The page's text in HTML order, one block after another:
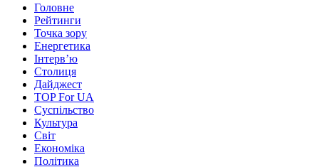
Головне
Рейтинги
Точка зору
Енергетика
Інтерв’ю
Столиця
Дайджест
TOP For UA
Суспiльство
Культура
Світ
Економіка
Політика